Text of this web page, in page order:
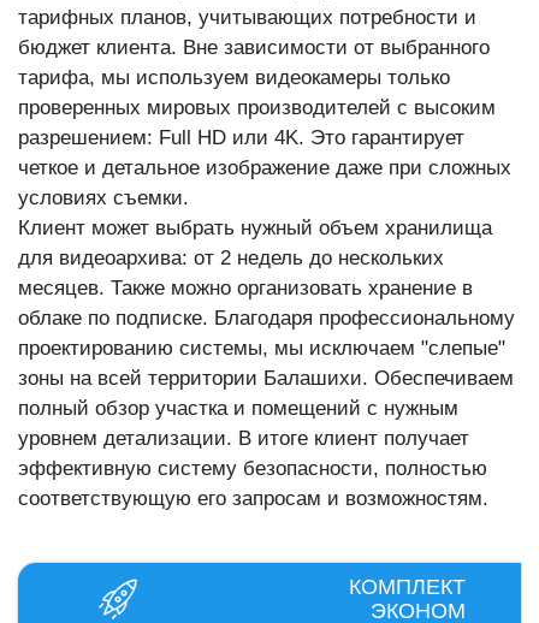
тарифных планов, учитывающих потребности и
бюджет клиента. Вне зависимости от выбранного
тарифа, мы используем видеокамеры только
проверенных мировых производителей с высоким
разрешением: Full HD или 4K. Это гарантирует
четкое и детальное изображение даже при сложных
условиях съемки.
Клиент может выбрать нужный объем хранилища
для видеоархива: от 2 недель до нескольких
месяцев. Также можно организовать хранение в
облаке по подписке. Благодаря профессиональному
проектированию системы, мы исключаем "слепые"
зоны на всей территории Балашихи. Обеспечиваем
полный обзор участка и помещений с нужным
уровнем детализации. В итоге клиент получает
эффективную систему безопасности, полностью
соответствующую его запросам и возможностям.
КОМПЛЕКТ
ЭКОНОМ